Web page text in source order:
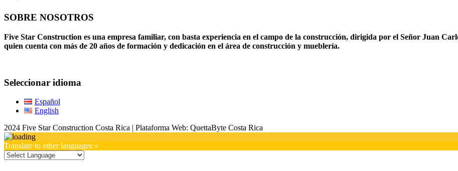
SOBRE NOSOTROS
Five Star Construction es una empresa familiar, con basta experiencia en el campo de la construcción, dirigida por el Señor Juan
quien cuenta con más de 20 años de formación y dedicación en el área de construcción y mueblería.
Seleccionar idioma
Español
English
2024 Five Star Construction Costa Rica | Plataforma Web: QuettaByte Costa Rica
Translate to other languages »